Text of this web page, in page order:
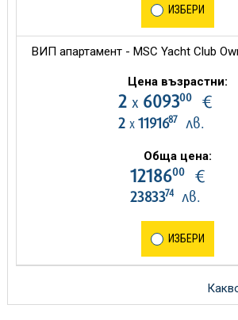
ИЗБЕРИ
ВИП апартамент - MSC Yacht Club
Цена възрастни:
2 х 609300€
2 х 1191687лв.
Обща цена:
1218600€
2383374лв.
ИЗБЕРИ